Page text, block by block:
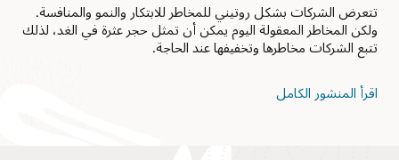
تتعرض الشركات بشكل روتيني للمخاطر للابتكار والنمو والمنافسة.
ولكن المخاطر المعقولة اليوم يمكن أن تمثل حجر عثرة في الغد، لذلك
تتبع الشركات مخاطرها وتخفيفها عند الحاجة.
اقرأ المنشور الكامل